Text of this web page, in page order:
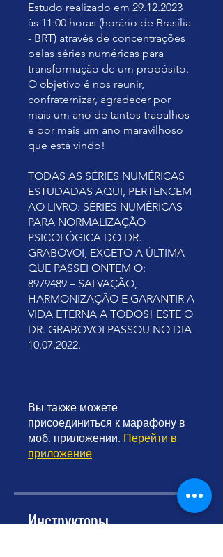
Estudo realizado em 29.12.2023
às 11:00 horas (horário de Brasília
- BRT) através de concentrações
pelas séries numéricas para
transformação de um propósito.
O objetivo é nos reunir,
confraternizar, agradecer por
mais um ano de tantos trabalhos
e por mais um ano maravilhoso
que está vindo!
TODAS AS SÉRIES NUMÉRICAS
ESTUDADAS AQUI, PERTENCEM
AO LIVRO: SÉRIES NUMÉRICAS
PARA NORMALIZAÇÃO
PSICOLÓGICA DO DR.
GRABOVOI, EXCETO A ÚLTIMA
QUE PASSEI ONTEM O:
8979489 – SALVAÇÃO,
HARMONIZAÇÃO E GARANTIR A
VIDA ETERNA A TODOS! ESTE O
DR. GRABOVOI PASSOU NO DIA
10.07.2022.
Вы также можете
присоединиться к марафону в
моб. приложении. Перейти в
приложение
Инструкторы